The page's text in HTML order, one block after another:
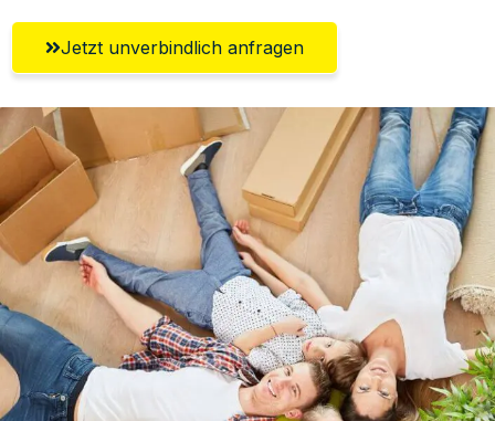
Jetzt unverbindlich anfragen